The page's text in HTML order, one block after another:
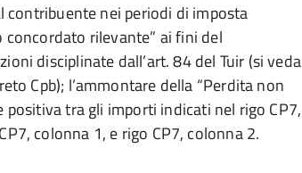
contribuente nei periodi di imposta
rilevante” ai fini del
disciplinate dall’art. 84 del Tuir (si veda
Cpb); l’ammontare della “Perdita non
positiva tra gli importi indicati nel rigo CP7,
colonna 1, e rigo CP7, colonna 2.